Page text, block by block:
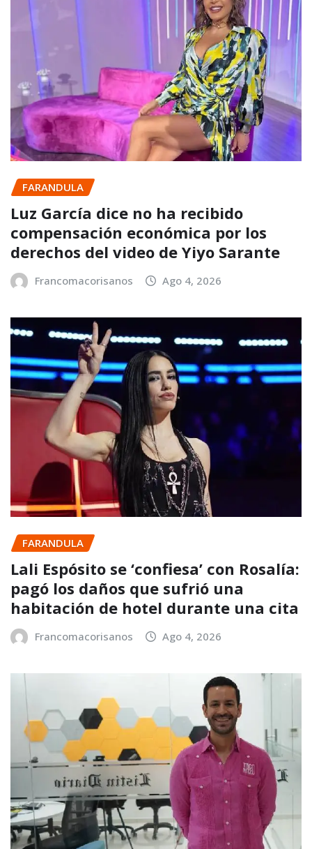
FARANDULA
Luz García dice no ha recibido
compensación económica por los
derechos del video de Yiyo Sarante
Francomacorisanos Ago 4, 2026
FARANDULA
Lali Espósito se ‘confiesa’ con Rosalía:
pagó los daños que sufrió una
habitación de hotel durante una cita
Francomacorisanos Ago 4, 2026